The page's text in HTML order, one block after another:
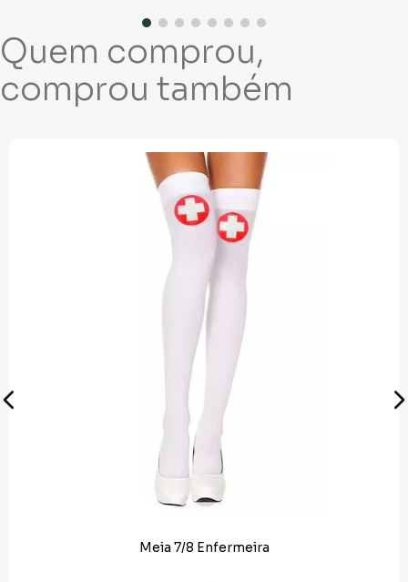
Quem comprou,
comprou também
Meia 7/8 Enfermeira